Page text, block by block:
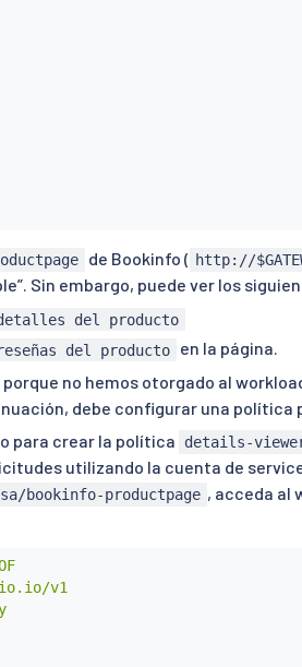
de Bookinfo ( http://
Sin embargo, puede ver los
del producto
del producto
en la página.
no hemos otorgado al
debe configurar una
para crear la política
details-
utilizando la cuenta de
bookinfo-productpage , acceda al
v1